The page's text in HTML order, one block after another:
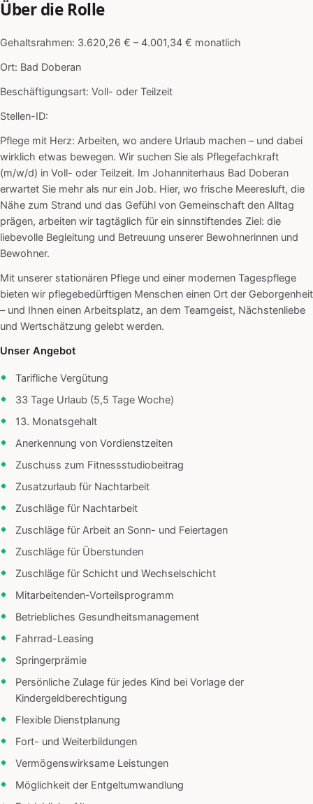
Über die Rolle
Gehaltsrahmen: 3.620,26 € – 4.001,34 € monatlich
Ort: Bad Doberan
Beschäftigungsart: Voll- oder Teilzeit
Stellen-ID:
Pflege mit Herz: Arbeiten, wo andere Urlaub machen – und dabei
wirklich etwas bewegen. Wir suchen Sie als Pflegefachkraft
(m/w/d) in Voll- oder Teilzeit. Im Johanniterhaus Bad Doberan
erwartet Sie mehr als nur ein Job. Hier, wo frische Meeresluft, die
Nähe zum Strand und das Gefühl von Gemeinschaft den Alltag
prägen, arbeiten wir tagtäglich für ein sinnstiftendes Ziel: die
liebevolle Begleitung und Betreuung unserer Bewohnerinnen und
Bewohner.
Mit unserer stationären Pflege und einer modernen Tagespflege
bieten wir pflegebedürftigen Menschen einen Ort der Geborgenheit
– und Ihnen einen Arbeitsplatz, an dem Teamgeist, Nächstenliebe
und Wertschätzung gelebt werden.
Unser Angebot
Tarifliche Vergütung
33 Tage Urlaub (5,5 Tage Woche)
13. Monatsgehalt
Anerkennung von Vordienstzeiten
Zuschuss zum Fitnessstudiobeitrag
Zusatzurlaub für Nachtarbeit
Zuschläge für Nachtarbeit
Zuschläge für Arbeit an Sonn- und Feiertagen
Zuschläge für Überstunden
Zuschläge für Schicht und Wechselschicht
Mitarbeitenden-Vorteilsprogramm
Betriebliches Gesundheitsmanagement
Fahrrad-Leasing
Springerprämie
Persönliche Zulage für jedes Kind bei Vorlage der
Kindergeldberechtigung
Flexible Dienstplanung
Fort- und Weiterbildungen
Vermögenswirksame Leistungen
Möglichkeit der Entgeltumwandlung